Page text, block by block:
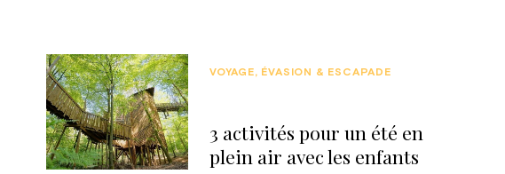
3 activités pour un été en
plein air avec les enfants
VOYAGE, ÉVASION & ESCAPADE